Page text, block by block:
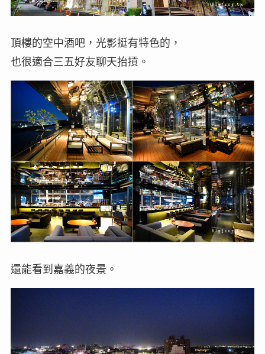
頂樓的空中酒吧，光影挺有特色的，
也很適合三五好友聊天抬摃。
還能看到嘉義的夜景。